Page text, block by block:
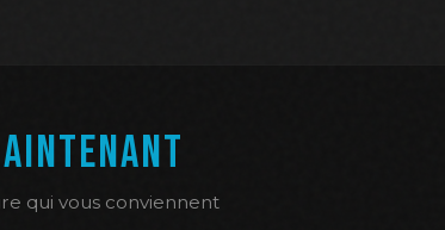
qui vous conviennent